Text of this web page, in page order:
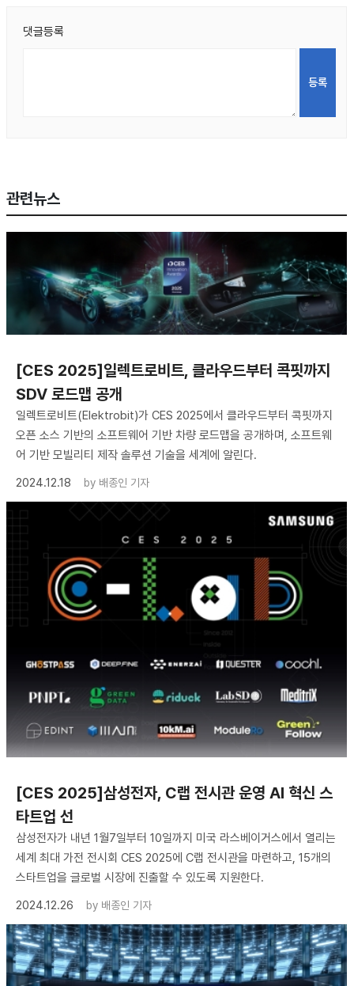
댓글등록
관련뉴스
[CES 2025]일렉트로비트, 클라우드부터 콕핏까지
SDV 로드맵 공개
일렉트로비트(Elektrobit)가 CES 2025에서 클라우드부터 콕핏까지
오픈 소스 기반의 소프트웨어 기반 차량 로드맵을 공개하며, 소프트웨
어 기반 모빌리티 제작 솔루션 기술을 세계에 알린다.
2024.12.18
by 배종인 기자
[CES 2025]삼성전자, C랩 전시관 운영 AI 혁신 스
타트업 선
삼성전자가 내년 1월7일부터 10일까지 미국 라스베이거스에서 열리는
세계 최대 가전 전시회 CES 2025에 C랩 전시관을 마련하고, 15개의
스타트업을 글로벌 시장에 진출할 수 있도록 지원한다.
2024.12.26
by 배종인 기자